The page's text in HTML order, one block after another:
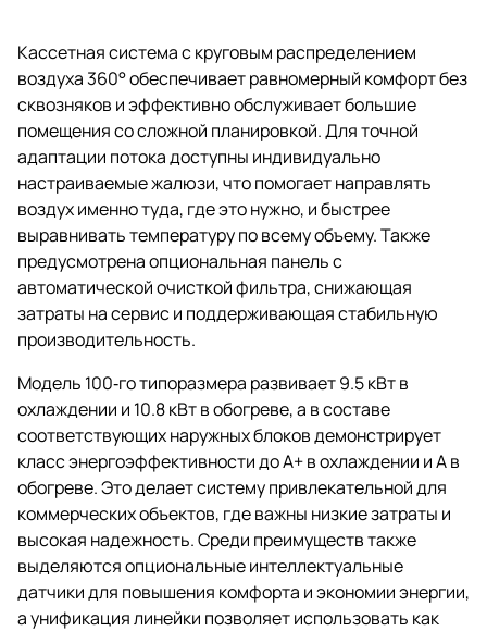
Кассетная система с круговым распределением
воздуха 360° обеспечивает равномерный комфорт без
сквозняков и эффективно обслуживает большие
помещения со сложной планировкой. Для точной
адаптации потока доступны индивидуально
настраиваемые жалюзи, что помогает направлять
воздух именно туда, где это нужно, и быстрее
выравнивать температуру по всему объему. Также
предусмотрена опциональная панель с
автоматической очисткой фильтра, снижающая
затраты на сервис и поддерживающая стабильную
производительность.
Модель 100‑го типоразмера развивает 9.5 кВт в
охлаждении и 10.8 кВт в обогреве, а в составе
соответствующих наружных блоков демонстрирует
класс энергоэффективности до A+ в охлаждении и A в
обогреве. Это делает систему привлекательной для
коммерческих объектов, где важны низкие затраты и
высокая надежность. Среди преимуществ также
выделяются опциональные интеллектуальные
датчики для повышения комфорта и экономии энергии,
а унификация линейки позволяет использовать как